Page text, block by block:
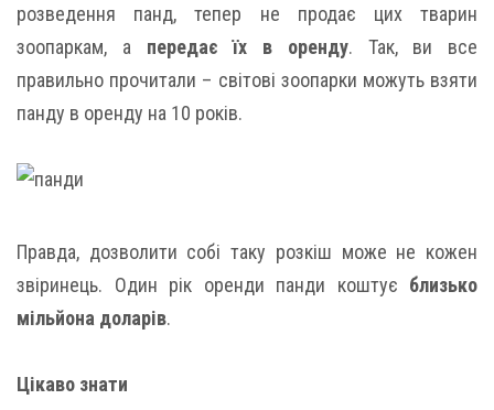
розведення панд, тепер не продає цих тварин
зоопаркам, а передає їх в оренду. Так, ви все
правильно прочитали – світові зоопарки можуть взяти
панду в оренду на 10 років.
Правда, дозволити собі таку розкіш може не кожен
звіринець. Один рік оренди панди коштує близько
мільйона доларів.
Цікаво знати